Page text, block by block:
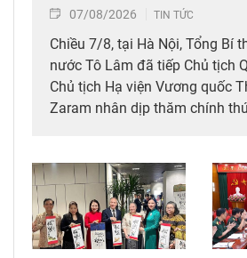
07/08/2026 TIN TỨC
Chiều 7/8, tại Hà Nội, Tổng Bí
nước Tô Lâm đã tiếp Chủ tịch
Chủ tịch Hạ viện Vương quốc
Zaram nhân dịp thăm chính
(6/8/1976 – 6/8/2026).